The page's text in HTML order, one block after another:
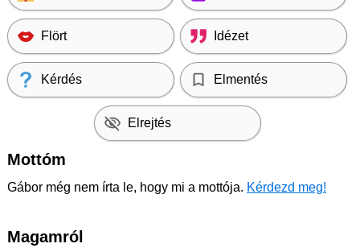
Flört Idézet
Kérdés Elmentés
Elrejtés
Mottóm
Gábor még nem írta le, hogy mi a mottója. Kérdezd meg!
Magamról